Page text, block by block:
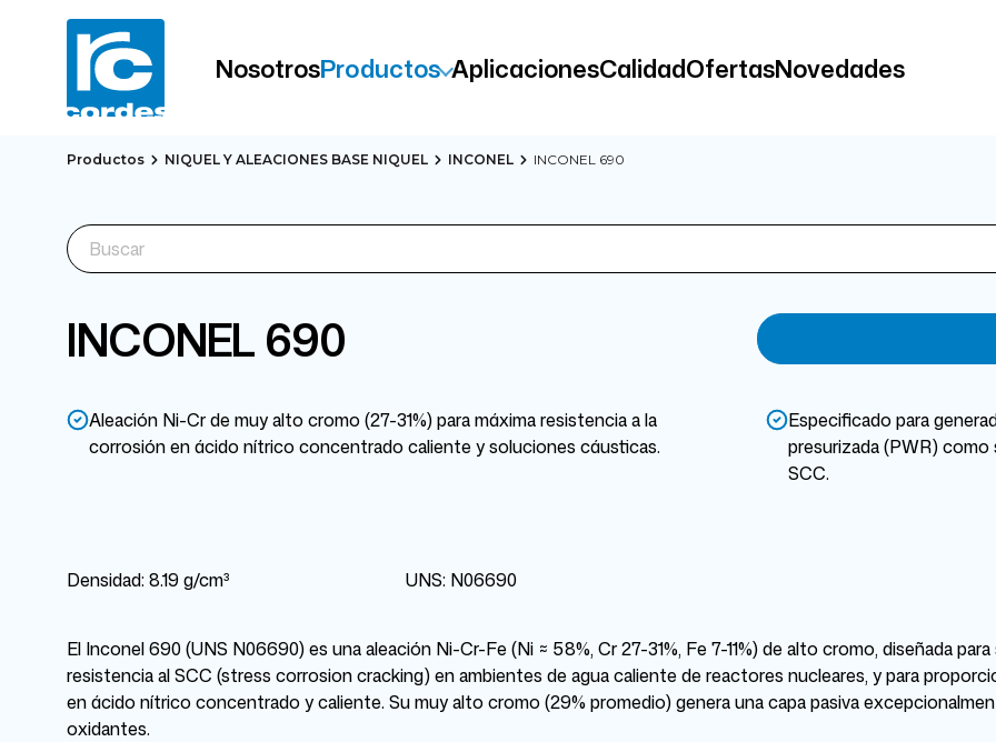
NosotrosProductos AplicacionesCalidadOfertasNovedades
Productos NIQUEL Y ALEACIONES BASE NIQUEL INCONEL INCONEL 690
INCONEL 690
Aleación Ni-Cr de muy alto cromo (27-31%) para máxima resistencia a la
corrosión en ácido nítrico concentrado caliente y soluciones cáusticas.
Especificado para
presurizada (PWR)
SCC.
Densidad: 8.19 g/cm³ UNS: N06690
El Inconel 690 (UNS N06690) es una aleación Ni-Cr-Fe (Ni ≈ 58%, Cr 27-31%, Fe 7-11%) de alto cromo, diseñada
resistencia al SCC (stress corrosion cracking) en ambientes de agua caliente de reactores nucleares, y para
en ácido nítrico concentrado y caliente. Su muy alto cromo (29% promedio) genera una capa pasiva
oxidantes.